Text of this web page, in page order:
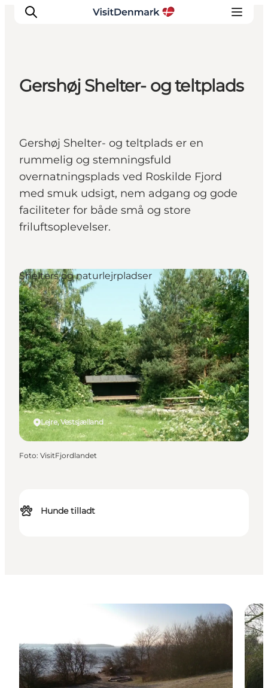
Oplevelser
Overnatning
Planlæg ferien
Gershøj Shelter- og teltplads
Gershøj Shelter- og teltplads er en
rummelig og stemningsfuld
overnatningsplads ved Roskilde Fjord
med smuk udsigt, nem adgang og gode
faciliteter for både små og store
friluftsoplevelser.
Hunde tilladt
Lejre, Vestsjælland
Shelters og naturlejrpladser
Foto: VisitFjordlandet